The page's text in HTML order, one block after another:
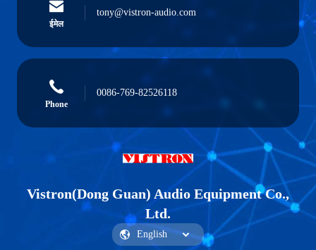
ईमेल
tony@vistron-audio.com
Phone
0086-769-82526118
Vistron(Dong Guan) Audio Equipment Co.,
Ltd.